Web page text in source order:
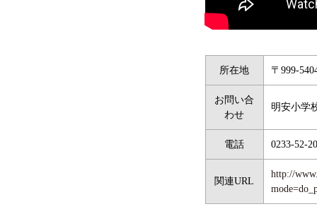
所在地 〒999-
お問い合
わせ
明安小学
電話 0233-52-
関連URL
http://